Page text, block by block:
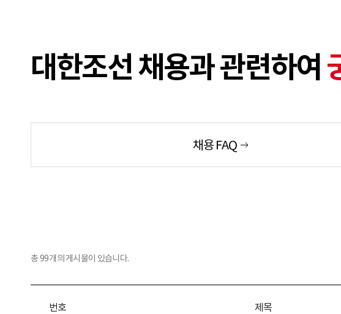
대한조선 채용과 관련하여
채용 FAQ
총99개의 게시물이 있습니다.
번호 제목